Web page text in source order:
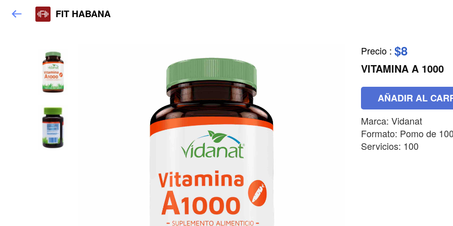
FIT HABANA
Precio : $8
VITAMINA A 1000
AÑADIR AL
Marca: Vidanat
Formato: Pomo de
Servicios: 100